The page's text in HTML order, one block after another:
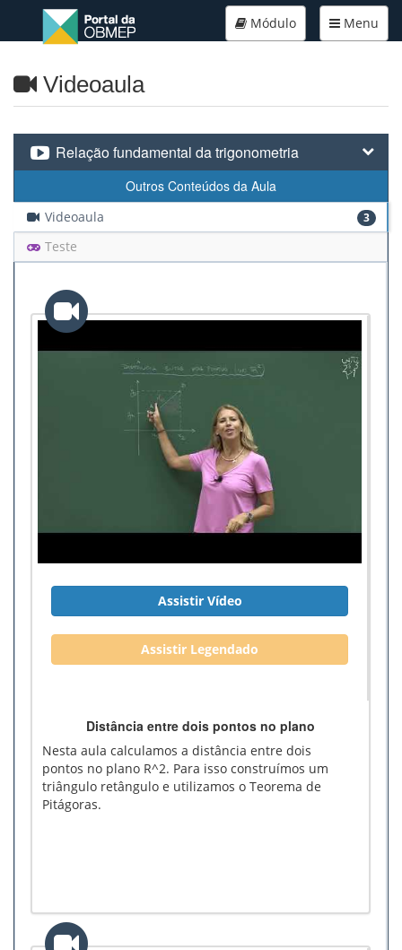
Menu
Módulo
Videoaula
Relação fundamental da trigonometria
Outros Conteúdos da Aula
Videoaula 3
Teste
Assistir Vídeo
Assistir Legendado
Distância entre dois pontos no plano
Nesta aula calculamos a distância entre dois
pontos no plano R^2. Para isso construímos um
triângulo retângulo e utilizamos o Teorema de
Pitágoras.